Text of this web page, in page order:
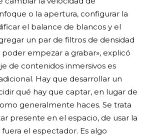
o la apertura, configurar la
el balance de blancos y el
un par de filtros de densidad
empezar a grabar», explicó
de contenidos inmersivos es
Hay que desarrollar un
qué hay que captar, en lugar de
generalmente haces. Se trata
presente en el espacio, de usar la
el espectador. Es algo